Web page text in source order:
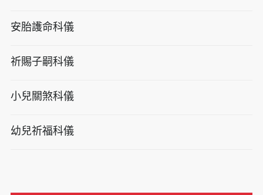
安胎護命科儀
祈賜子嗣科儀
小兒關煞科儀
幼兒祈福科儀